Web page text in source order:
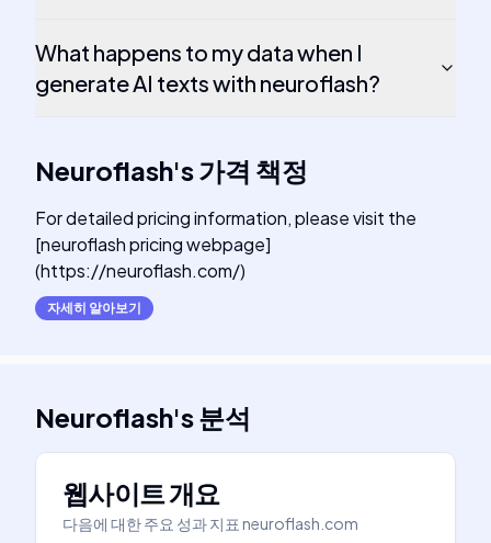
What happens to my data when I
generate AI texts with neuroflash?
Neuroflash's가격 책정
For detailed pricing information, please visit the
[neuroflash pricing webpage]
(https://neuroflash.com/)
자세히 알아보기
Neuroflash's분석
웹사이트 개요
다음에 대한 주요 성과 지표 neuroflash.com